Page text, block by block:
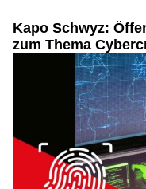
Kapo Schwyz:
zum Thema